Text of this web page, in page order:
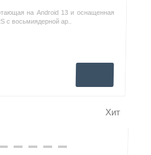
на Android 13 и оснащенная
с восьмиядерной ар..
Хит
дешевле?